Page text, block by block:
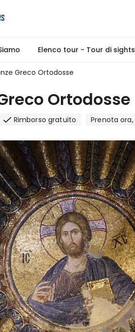
Elenco tour - Tour di
Greco Ortodosse
Ortodosse
Rimborso gratuito Prenota